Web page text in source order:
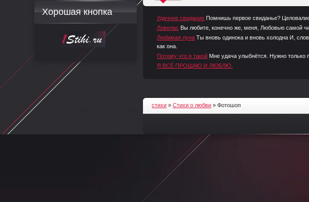
^
Удачное свидание Помнишь первое свиданье?
Ловелас Вы любите, конечно же, меня, Любовью самой
Любимая луна Ты вновь одинока и вновь холодна И,
как она.
Потому что я такой Мне удача улыбнётся. Нужно только
Я ВСЁ ПРОЩАЮ И ЛЮБЛЮ.
стихи »Стихи о любви » Фотошоп
Хорошая кнопка